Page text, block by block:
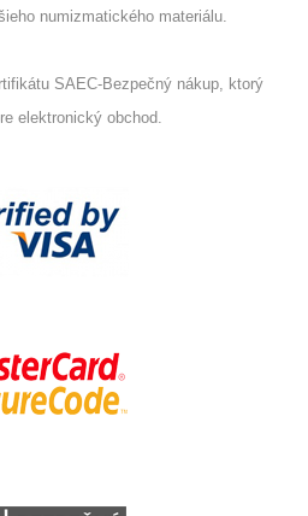
numizmatického materiálu.
SAEC-Bezpečný nákup, ktorý
elektronický obchod.